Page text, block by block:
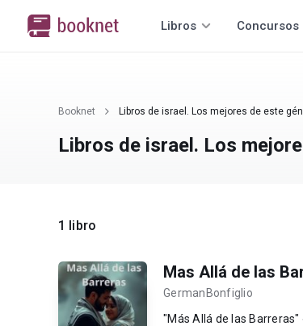
Libros Concursos
Booknet Libros de israel. Los mejores de este
Libros de israel. Los
1 libro
Mas Allá de las
GermanBonfiglio
"Más Allá de las